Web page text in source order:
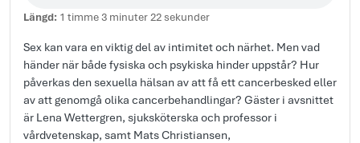
Längd: 1 timme 3 minuter 22 sekunder
Sex kan vara en viktig del av intimitet och närhet. Men vad
händer när både fysiska och psykiska hinder uppstår? Hur
påverkas den sexuella hälsan av att få ett cancerbesked eller
av att genomgå olika cancerbehandlingar? Gäster i avsnittet
är Lena Wettergren, sjuksköterska och professor i
vårdvetenskap, samt Mats Christiansen,